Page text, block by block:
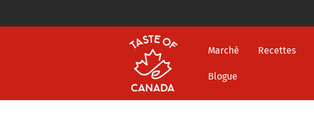
Marché Recettes
Blogue